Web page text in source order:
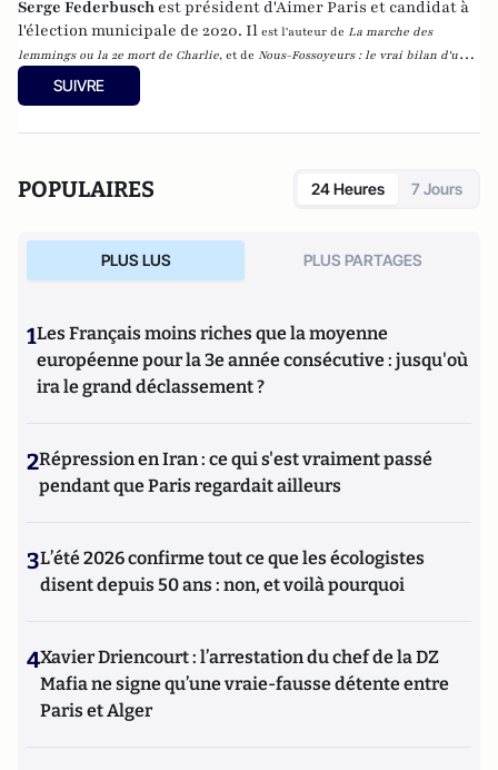
Serge Federbusch est président d'Aimer Paris et candidat à
l'élection municipale de 2020. Il est l'auteur de La marche des
lemmings ou la 2e mort de Charlie, et de Nous-Fossoyeurs : le vrai bilan d'un
fatal quinquennat
SUIVRE
POPULAIRES 24 Heures 7 Jours
PLUS LUS PLUS PARTAGES
1Les Français moins riches que la moyenne
européenne pour la 3e année consécutive : jusqu'où
ira le grand déclassement ?
2Répression en Iran : ce qui s'est vraiment passé
pendant que Paris regardait ailleurs
3L’été 2026 confirme tout ce que les écologistes
disent depuis 50 ans : non, et voilà pourquoi
4Xavier Driencourt : l’arrestation du chef de la DZ
Mafia ne signe qu’une vraie-fausse détente entre
Paris et Alger